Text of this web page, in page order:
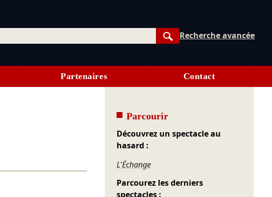
Rechercher
Recherche avancée
Partenaires Contact
Parcourir
Découvrez un spectacle au
hasard :
L'Échange
Parcourez les derniers
spectacles :